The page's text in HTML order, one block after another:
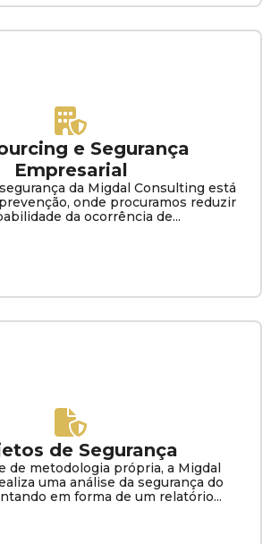
e Segurança
Empresarial
da Migdal Consulting está
onde procuramos reduzir
da ocorrência de...
de Segurança
de metodologia própria, a Migdal
uma análise da segurança do
em forma de um relatório...